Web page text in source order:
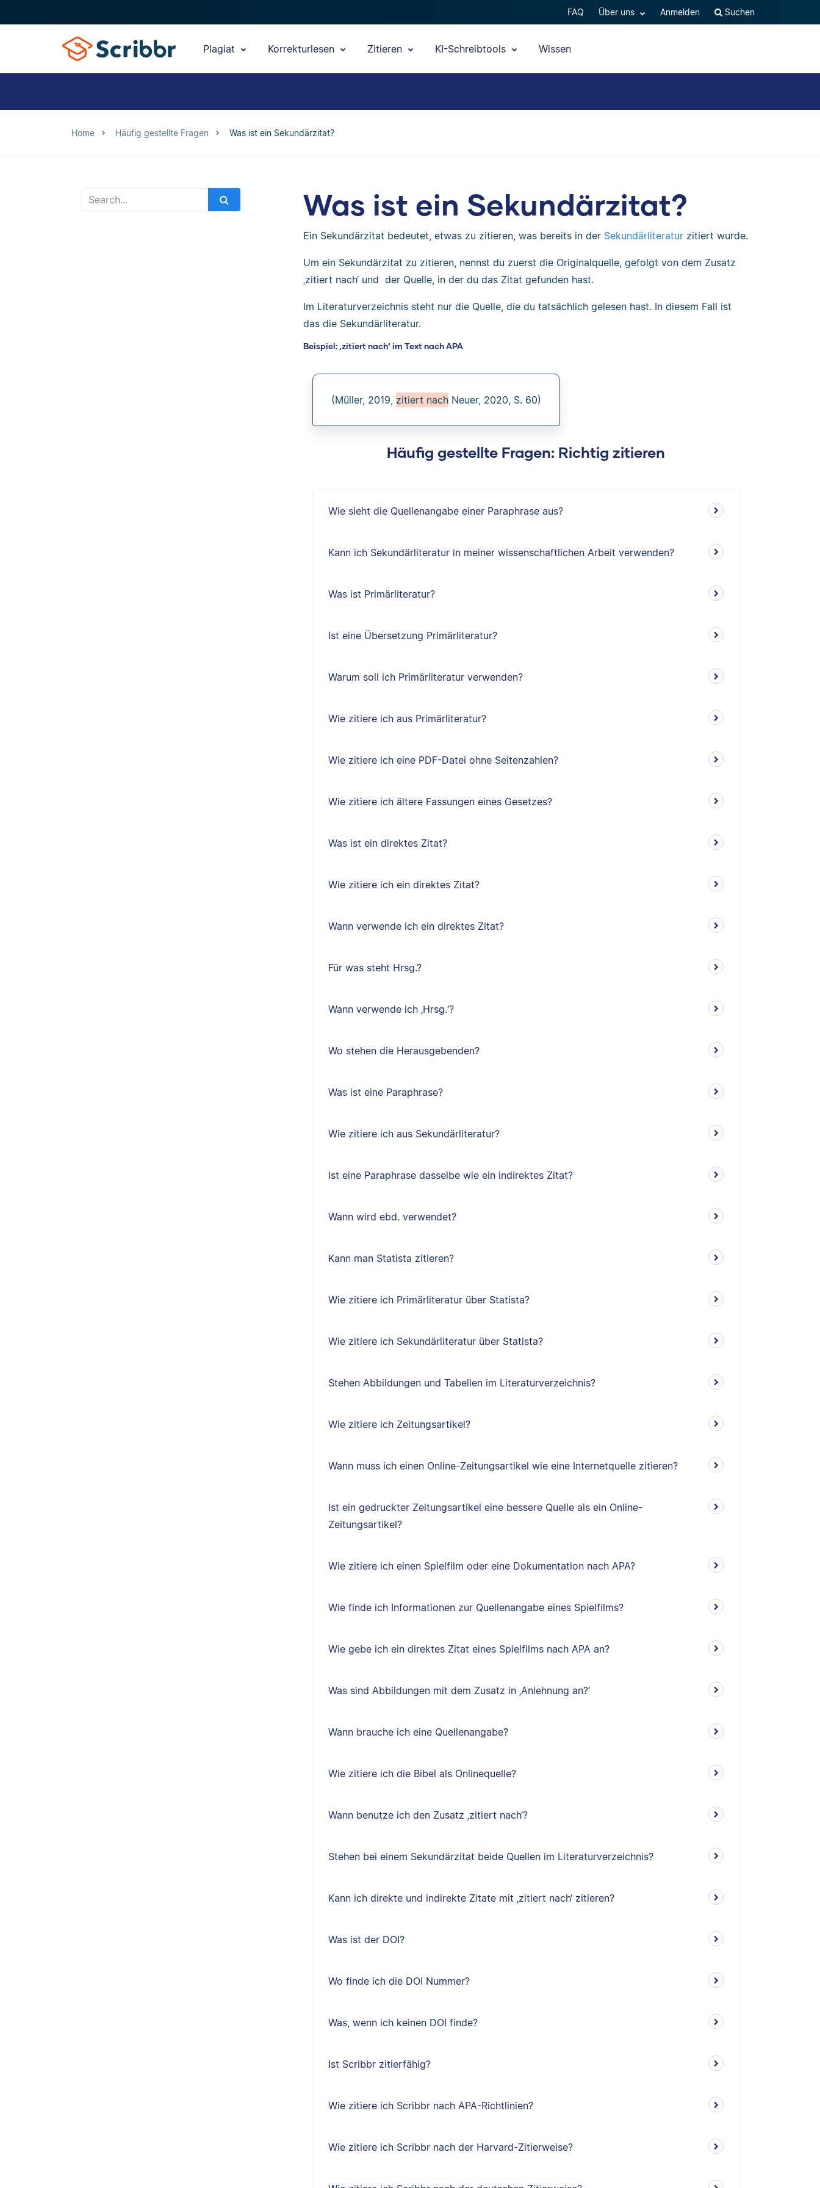
FAQ Über uns Anmelden Suchen
Plagiat Korrekturlesen Zitieren KI-Schreibtools Wissen
Home Häufig gestellte Fragen Was ist ein Sekundärzitat?
Was ist ein Sekundärzitat?
Ein Sekundärzitat bedeutet, etwas zu zitieren, was bereits in der Sekundärliteraturzitiert wurde.
Um ein Sekundärzitat zu zitieren, nennst du zuerst die Originalquelle, gefolgt von dem Zusatz
‚zitiert nach‘ und der Quelle, in der du das Zitat gefunden hast.
Im Literaturverzeichnis steht nur die Quelle, die du tatsächlich gelesen hast. In diesem Fall ist
das die Sekundärliteratur.
Beispiel: ‚zitiert nach‘ im Text nach APA
(Müller, 2019, zitiert nachNeuer, 2020, S. 60)
Häufig gestellte Fragen: Richtig zitieren
Wie sieht die Quellenangabe einer Paraphrase aus?
Kann ich Sekundärliteratur in meiner wissenschaftlichen Arbeit verwenden?
Was ist Primärliteratur?
Ist eine Übersetzung Primärliteratur?
Warum soll ich Primärliteratur verwenden?
Wie zitiere ich aus Primärliteratur?
Wie zitiere ich eine PDF-Datei ohne Seitenzahlen?
Wie zitiere ich ältere Fassungen eines Gesetzes?
Was ist ein direktes Zitat?
Wie zitiere ich ein direktes Zitat?
Wann verwende ich ein direktes Zitat?
Für was steht Hrsg.?
Wann verwende ich ‚Hrsg.‘?
Wo stehen die Herausgebenden?
Was ist eine Paraphrase?
Wie zitiere ich aus Sekundärliteratur?
Ist eine Paraphrase dasselbe wie ein indirektes Zitat?
Wann wird ebd. verwendet?
Kann man Statista zitieren?
Wie zitiere ich Primärliteratur über Statista?
Wie zitiere ich Sekundärliteratur über Statista?
Stehen Abbildungen und Tabellen im Literaturverzeichnis?
Wie zitiere ich Zeitungsartikel?
Wann muss ich einen Online-Zeitungsartikel wie eine Internetquelle zitieren?
Ist ein gedruckter Zeitungsartikel eine bessere Quelle als ein Online-
Zeitungsartikel?
Wie zitiere ich einen Spielfilm oder eine Dokumentation nach APA?
Wie finde ich Informationen zur Quellenangabe eines Spielfilms?
Wie gebe ich ein direktes Zitat eines Spielfilms nach APA an?
Was sind Abbildungen mit dem Zusatz in ‚Anlehnung an?‘
Wann brauche ich eine Quellenangabe?
Wie zitiere ich die Bibel als Onlinequelle?
Wann benutze ich den Zusatz ‚zitiert nach‘?
Stehen bei einem Sekundärzitat beide Quellen im Literaturverzeichnis?
Kann ich direkte und indirekte Zitate mit ‚zitiert nach‘ zitieren?
Was ist der DOI?
Wo finde ich die DOI Nummer?
Was, wenn ich keinen DOI finde?
Ist Scribbr zitierfähig?
Wie zitiere ich Scribbr nach APA-Richtlinien?
Wie zitiere ich Scribbr nach der Harvard-Zitierweise?